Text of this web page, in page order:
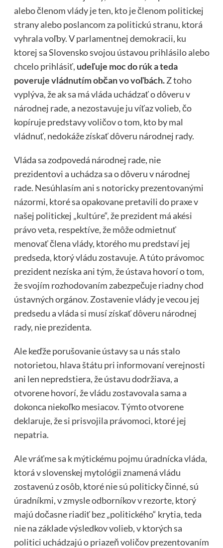
alebo členom vlády je ten, kto je členom politickej
strany alebo poslancom za politickú stranu, ktorá
vyhrala voľby. V parlamentnej demokracii, ku
ktorej sa Slovensko svojou ústavou prihlásilo alebo
chcelo prihlásiť, udeľuje moc do rúk a teda
poveruje vládnutím občan vo voľbách.Z toho
vyplýva, že ak sa má vláda uchádzať o dôveru v
národnej rade, a nezostavuje ju víťaz volieb, čo
kopíruje predstavy voličov o tom, kto by mal
vládnuť, nedokáže získať dôveru národnej rady.
Vláda sa zodpovedá národnej rade, nie
prezidentovi a uchádza sa o dôveru v národnej
rade. Nesúhlasím ani s notoricky prezentovanými
názormi, ktoré sa opakovane pretavili do praxe v
našej politickej „kultúre“, že prezident má akési
právo veta, respektíve, že môže odmietnuť
menovať člena vlády, ktorého mu predstaví jej
predseda, ktorý vládu zostavuje. A túto právomoc
prezident nezíska ani tým, že ústava hovorí o tom,
že svojím rozhodovaním zabezpečuje riadny chod
ústavných orgánov. Zostavenie vlády je vecou jej
predsedu a vláda si musí získať dôveru národnej
rady, nie prezidenta.
Ale keďže porušovanie ústavy sa u nás stalo
notorietou, hlava štátu pri informovaní verejnosti
ani len nepredstiera, že ústavu dodržiava, a
otvorene hovorí, že vládu zostavovala sama a
dokonca niekoľko mesiacov. Týmto otvorene
deklaruje, že si prisvojila právomoci, ktoré jej
nepatria.
Ale vráťme sa k mýtickému pojmu úradnícka vláda,
ktorá v slovenskej mytológii znamená vládu
zostavenú z osôb, ktoré nie sú politicky činné, sú
úradníkmi, v zmysle odborníkov v rezorte, ktorý
majú dočasne riadiť bez „politického“ krytia, teda
nie na základe výsledkov volieb, v ktorých sa
politici uchádzajú o priazeň voličov prezentovaním